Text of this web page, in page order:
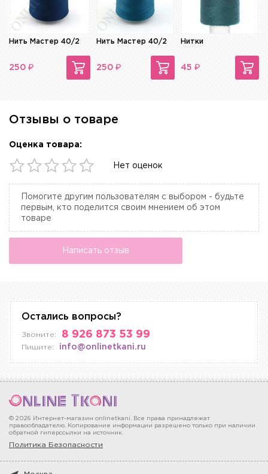
Нить Мастер 40/2
250 ₽
Нить Мастер 40/2
250 ₽
Нитки
45 ₽
Отзывы о товаре
Оценка товара:
Нет оценок
Помогите другим пользователям с выбором - будьте
первым, кто поделится своим мнением об этом
товаре
Написать отзыв
Остались вопросы?
Звоните: 8 926 873 53 99
Пишите: info@onlinetkani.ru
© 2026 Интернет-магазин onlinetkani. Все права принадлежат
правообладателю. Копирование информации разрешено только при наличии
обратной гиперссылки на источник.
Политика Безопасности